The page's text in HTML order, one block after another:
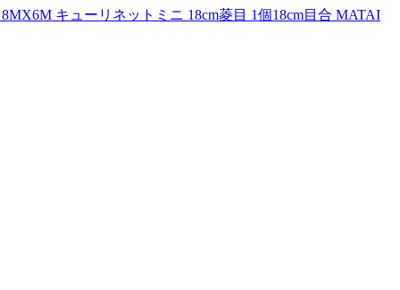
キューリネットミニ 18cm菱目 1個18cm目合 MATAI